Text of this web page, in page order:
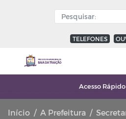
TELEFONES
Acesso
Início A Prefeitura